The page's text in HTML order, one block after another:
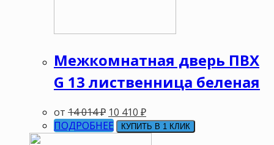
Межкомнатная дверь ПВХ
G 13 лиственница беленая
от 14 014₽ 10 410 ₽
ПОДРОБНЕЕ
КУПИТЬ В 1 КЛИК